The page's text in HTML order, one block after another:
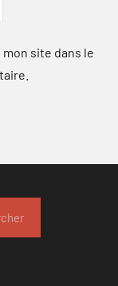
site dans le